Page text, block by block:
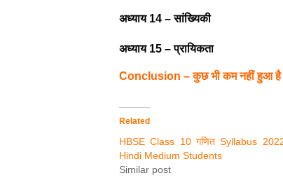
अध्याय 14 –सांख्यिकी
अध्याय 15 –प्रायिकता
Conclusion – कुछ भी कम नहीं हुआ
Related
HBSE Class 10 गणित Syllabus
Hindi Medium Students
Similar post